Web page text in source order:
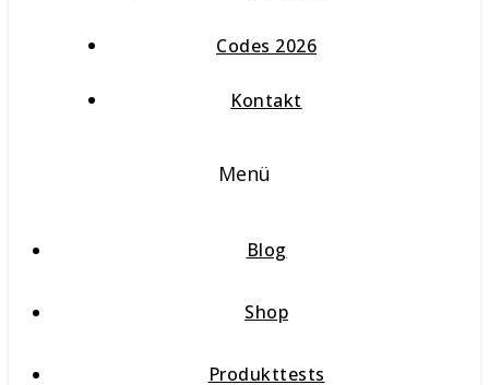
Codes 2026
Kontakt
Menü
Blog
Shop
Produkttests